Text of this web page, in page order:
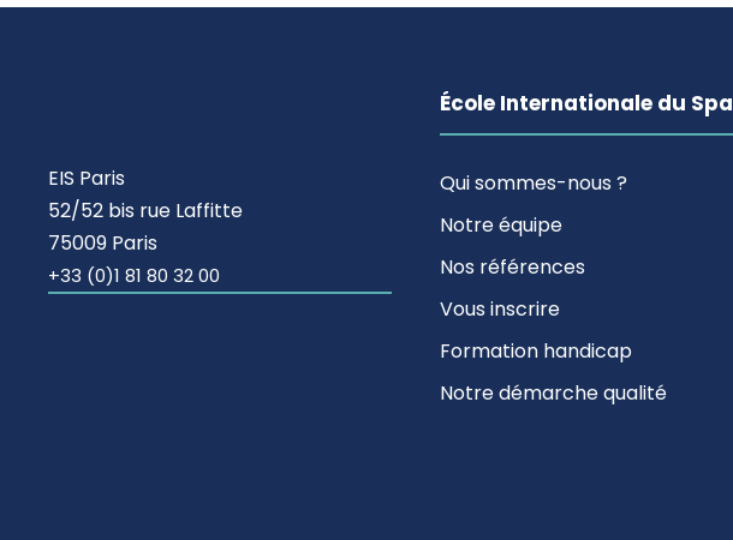
EIS Paris
52/52 bis rue Laffitte
75009 Paris
+33 (0)1 81 80 32 00
École Internationale du Spa
Qui sommes-nous ?
Notre équipe
Nos références
Vous inscrire
Formation handicap
Notre démarche qualité